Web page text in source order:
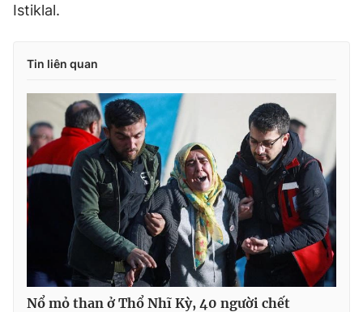
Istiklal.
Tin liên quan
Nổ mỏ than ở Thổ Nhĩ Kỳ, 40 người chết